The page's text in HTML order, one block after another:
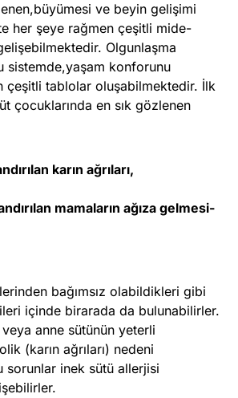
ve beyin gelişimi
her şeye rağmen çeşitli mide-
Olgunlaşma
sistemde,yaşam konforunu
çeşitli tablolar oluşabilmektedir. İlk
çocuklarında en sık gözlenen
karın ağrıları,
mamaların ağıza gelmesi-
bağımsız olabildikleri gibi
içinde birarada da bulunabilirler.
anne sütünün yeterli
(karın ağrıları) nedeni
sorunlar inek sütü allerjisi